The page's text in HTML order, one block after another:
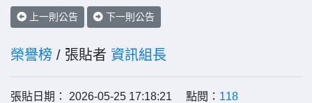
上一則公告 下一則公告
榮譽榜 / 張貼者 資訊組長
張貼日期： 2026-05-25 17:18:21 點閱： 118